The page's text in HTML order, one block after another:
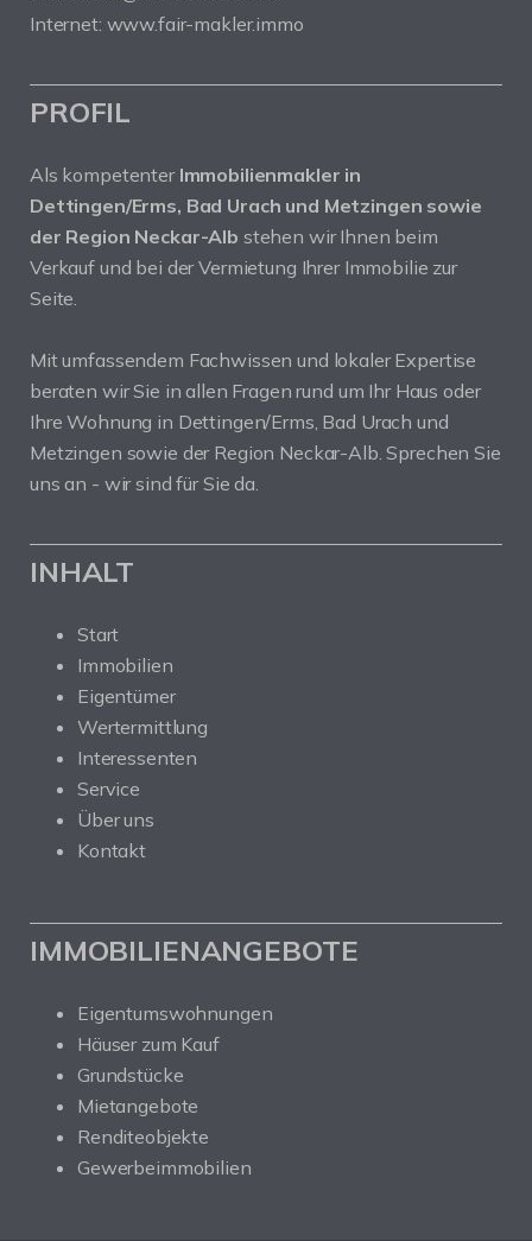
Internet: www.fair-makler.immo
PROFIL
Als kompetenter Immobilienmakler in
Dettingen/Erms, Bad Urach und Metzingen sowie
der Region Neckar-Alb stehen wir Ihnen beim
Verkauf und bei der Vermietung Ihrer Immobilie zur
Seite.
Mit umfassendem Fachwissen und lokaler Expertise
beraten wir Sie in allen Fragen rund um Ihr Haus oder
Ihre Wohnung in Dettingen/Erms, Bad Urach und
Metzingen sowie der Region Neckar-Alb. Sprechen Sie
uns an - wir sind für Sie da.
INHALT
Start
Immobilien
Eigentümer
Wertermittlung
Interessenten
Service
Über uns
Kontakt
IMMOBILIENANGEBOTE
Eigentumswohnungen
Häuser zum Kauf
Grundstücke
Mietangebote
Renditeobjekte
Gewerbeimmobilien